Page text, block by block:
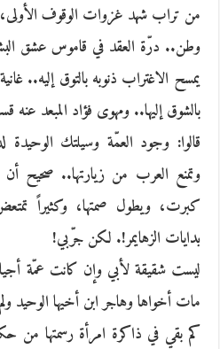
من تراب شهد غزوات الوقوف الأولى،
وطن.. درّة العقد في قاموس عشق
يمسح الاغتراب ذنوبه بالتوق إليه..
بالشوق إليها.. ومهوى فؤاد المبعد عنه
قالوا: وجود العمّة وسيلتك الوحيدة
وتمنع العرب من زيارتها.. صحيح أن
كبرت، ويطول صمتها، وكثيراً
بدايات الزهايمر!. لكن جرّبي!
ليست شقيقة لأبي وإن كانت عمّة أجيال
مات أخواها وهاجر ابن أخيها الوحيد
كم بقي في ذاكرة امرأة رسمتها من